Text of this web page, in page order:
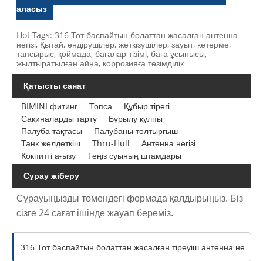
аласыз
Hot Tags: 316 Тот баспайтын болаттан жасалған антенна
негізі, Қытай, өндірушілер, жеткізушілер, зауыт, көтерме,
тапсырыс, қоймада, бағалар тізімі, баға ұсынысы,
жылтыратылған айна, коррозияға төзімділік
Қатысты санат
BIMINI фитинг
Топса
Құбыр тірегі
Сақиналарды тарту
Бұрылу құлпы
Палуба тақтасы
Палубаны толтырғыш
Танк желдеткіш
Thru-Hull
Антенна негізі
Кокпитті ағызу
Теңіз суының штамдары
Сұрау жіберу
Сұрауыңызды төмендегі формада қалдырыңыз. Біз
сізге 24 сағат ішінде жауап береміз.